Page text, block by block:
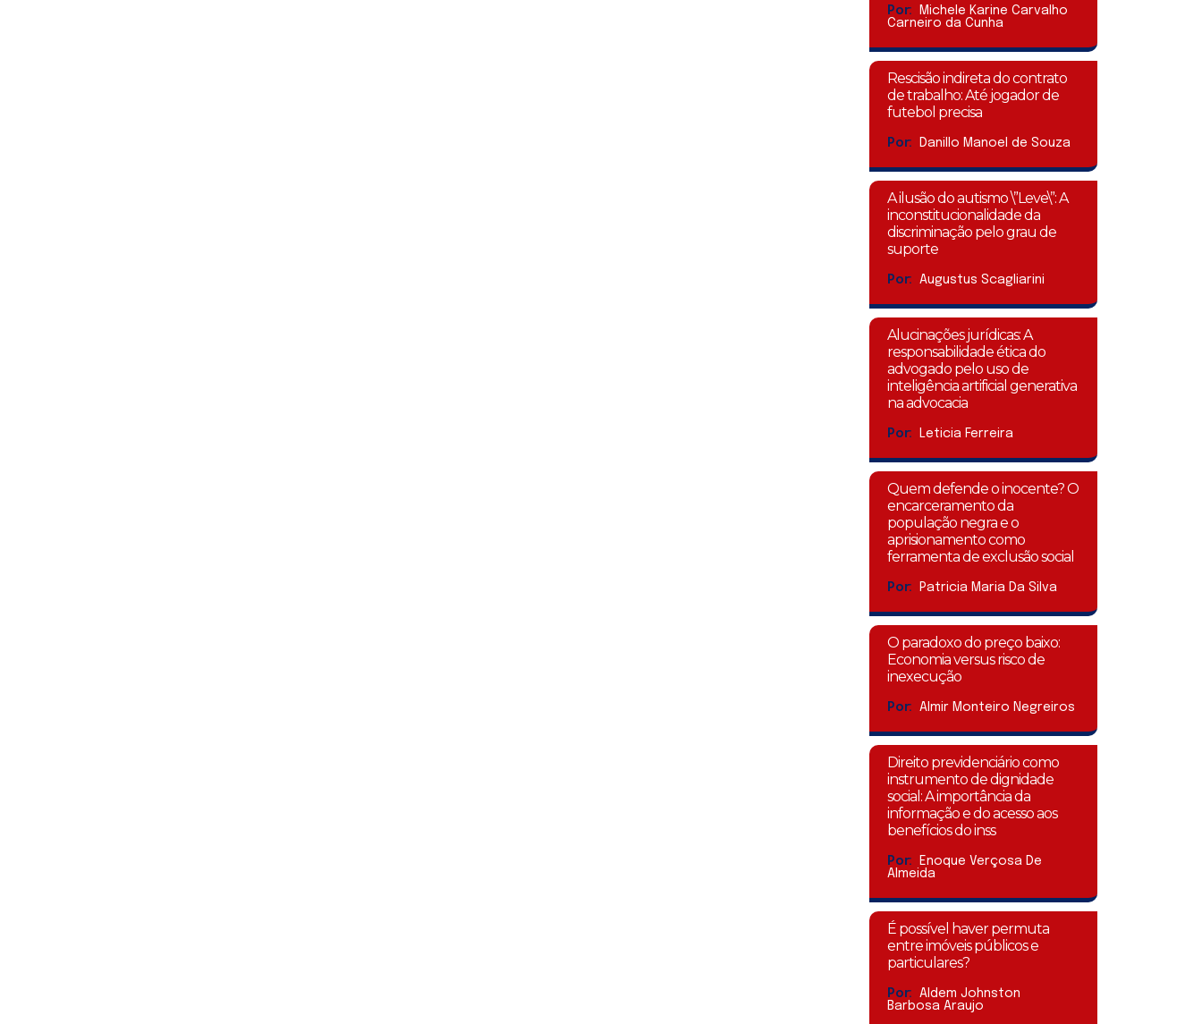
Por:
Michele Karine Carvalho
Carneiro da Cunha
Rescisão indireta do contrato
de trabalho: Até jogador de
futebol precisa
Por: Danillo Manoel de Souza
A ilusão do autismo \”Leve\”: A
inconstitucionalidade da
discriminação pelo grau de
suporte
Por: Augustus Scagliarini
Alucinações jurídicas: A
responsabilidade ética do
advogado pelo uso de
inteligência artificial generativa
na advocacia
Por: Leticia Ferreira
Quem defende o inocente? O
encarceramento da
população negra e o
aprisionamento como
ferramenta de exclusão social
Por: Patricia Maria Da Silva
O paradoxo do preço baixo:
Economia versus risco de
inexecução
Por: Almir Monteiro Negreiros
Direito previdenciário como
instrumento de dignidade
social: A importância da
informação e do acesso aos
benefícios do inss
Por:
Enoque Verçosa De
Almeida
É possível haver permuta
entre imóveis públicos e
particulares?
Por:
Aldem Johnston
Barbosa Araujo